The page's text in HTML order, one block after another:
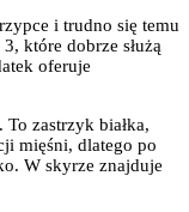
i trudno się temu
które dobrze służą
oferuje
zastrzyk białka,
mięśni, dlatego po
W skyrze znajduje